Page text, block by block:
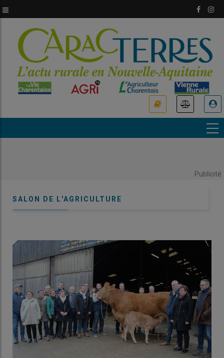
au
principal
Publicité
SALON DE L'AGRICULTURE